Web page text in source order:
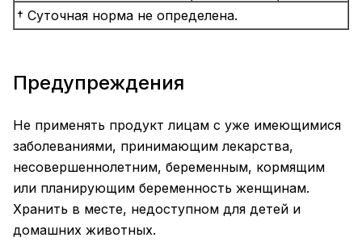
† Суточная норма не определена.
Предупреждения
Не применять продукт лицам с уже имеющимися
заболеваниями, принимающим лекарства,
несовершеннолетним, беременным, кормящим
или планирующим беременность женщинам.
Хранить в месте, недоступном для детей и
домашних животных.